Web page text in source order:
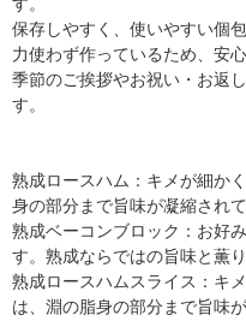
保存しやすく、使いやすい個
力使わず作っているため、安
季節のご挨拶やお祝い・お返
す。
熟成ロースハム：キメが細か
身の部分まで旨味が凝縮されて
熟成ベーコンブロック：お好
す。熟成ならではの旨味と薫
熟成ロースハムスライス：キ
は、淵の脂身の部分まで旨味